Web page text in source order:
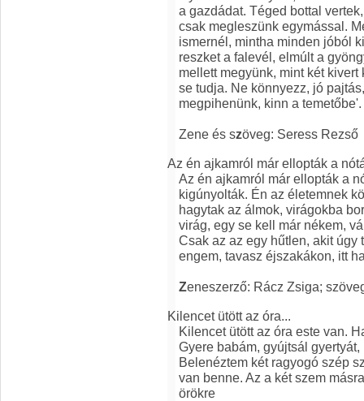
a gazdádat. Téged bottal
csak megleszünk egymással.
ismernél, mintha minden jóból
reszket a falevél, elmúlt a
mellett megyünk, mint két
se tudja. Ne könnyezz, jó
megpihenünk, kinn a temetőbe'.
Zene és szöveg: Seress Rezső
Az én ajkamról már ellopták a
Az én ajkamról már ellopták a
kigúnyolták. Én az életemnek
hagytak az álmok, virágokba
virág, egy se kell már nékem,
Csak az az egy hűtlen, akit úgy
engem, tavasz éjszakákon, itt
Zeneszerző: Rácz Zsiga;
Kilencet ütött az óra...
Kilencet ütött az óra este van.
Gyere babám, gyújtsál
Belenéztem két ragyogó szép
van benne. Az a két szem
örökre